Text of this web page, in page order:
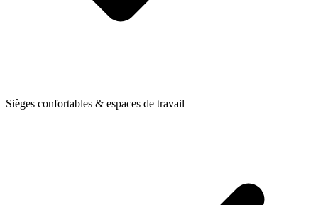
Sièges confortables & espaces de travail